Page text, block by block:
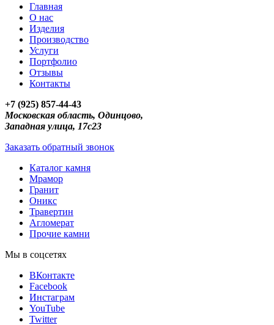
Главная
О нас
Изделия
Производство
Услуги
Портфолио
Отзывы
Контакты
+7 (925) 857-44-43
Московская область, Одинцово,
Западная улица, 17с23
Заказать обратный звонок
Каталог камня
Мрамор
Гранит
Оникс
Травертин
Агломерат
Прочие камни
Мы в соцсетях
ВКонтакте
Facebook
Инстаграм
YouTube
Twitter